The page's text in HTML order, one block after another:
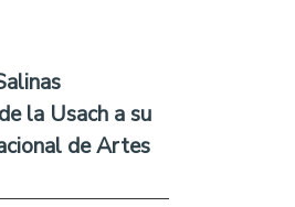
la Usach a su
de Artes